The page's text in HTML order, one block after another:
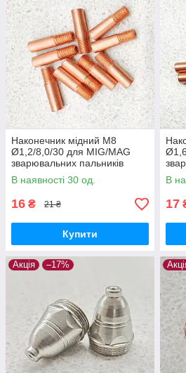
Наконечник мідний М8
Ø1,2/8,0/30 для MIG/MAG
зварювальних пальників
В наявності 30 од.
16 ₴ 21 ₴
Купити
В
17
Акція –17%